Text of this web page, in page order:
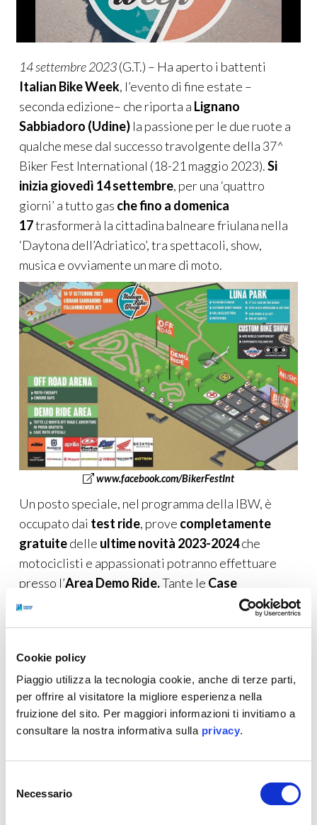
Cookie policy
Piaggio utilizza la tecnologia cookie, anche di terze parti,
per offrire al visitatore la migliore esperienza nella
fruizione del sito. Per maggiori informazioni ti invitiamo a
consultare la nostra informativa sulla privacy.
delNecessario
14 settembre 2023(G.T.) – Ha aperto i battenti
Italian Bike Week, l’evento di fine estate –
seconda edizione– che riporta a Lignano
Sabbiadoro (Udine) la passione per le due ruote a
qualche mese dal successo travolgente della 37^
Biker Fest International (18-21 maggio 2023).Si
inizia giovedì 14 settembre, per una ‘quattro
giorni’ a tutto gas che fino a domenica
17trasformerà la cittadina balneare friulana nella
‘Daytona dell’Adriatico’, tra spettacoli, show,
musica e ovviamente un mare di moto.
www.facebook.com/BikerFestInt
Un posto speciale, nel programma della IBW, è
occupato dai test ride, prove completamente
gratuitedelle ultime novità 2023-2024che
motociclisti e appassionati potranno effettuare
presso l’Area Demo Ride.Tante le Case
moto
presenti, anche in forma ufficiale, che
Se i test ‘on road’ dei modelli Adv, touring e stradali
partiranno già venerdì 15 settembre,i demo ride
delleEnduro e Cross più specialistiche entreranno
nel vivo nelle giornate di sabato e domenica:
proprio a loro è dedicato un circuito apposito
all’interno dellaOff Road Arena, una superficie
diversi
tracciatiadatti a ogni livello di abilità.